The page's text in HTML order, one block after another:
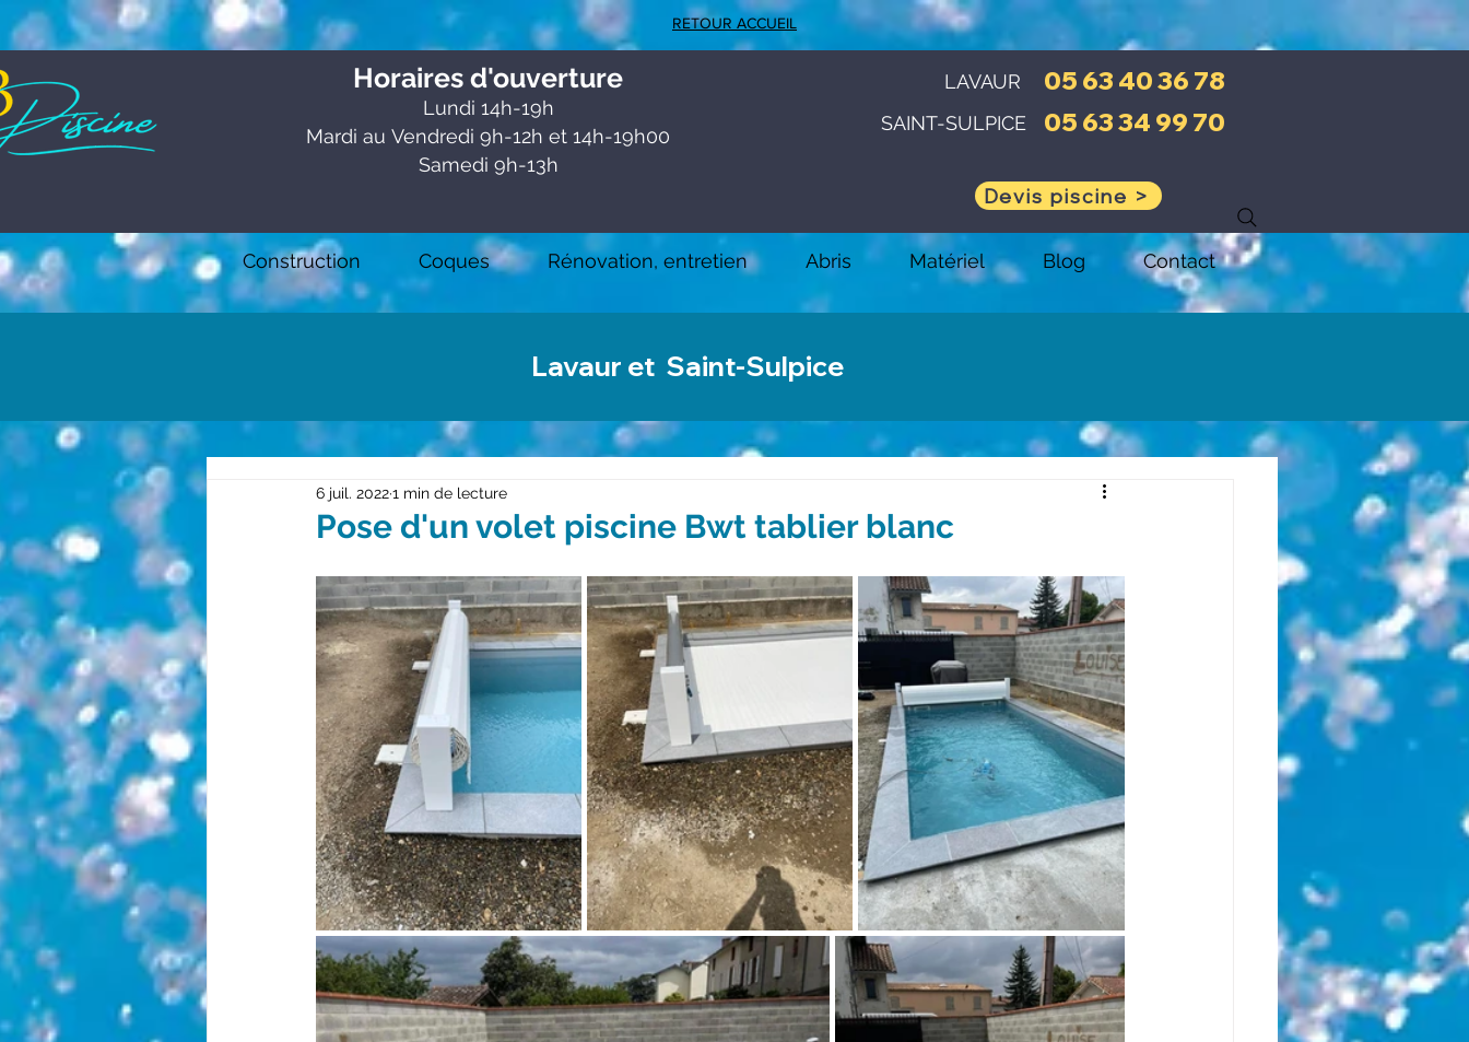
RETOUR ACCUEIL
Horaires d'ouverture
Lundi 14h-19h
Mardi au Vendredi 9h-12h et 14h-19h00
Samedi 9h-13h
LAVAUR 05 63 40 36 78
SAINT-SULPICE 05 63 34 99 70
Devis piscine >
Construction Coques Rénovation, entretien Abris Matériel Blog Contact
Lavaur et Saint-Sulpice
Pose d'un volet piscine Bwt tablier blanc
6 juil. 20221 min de lecture